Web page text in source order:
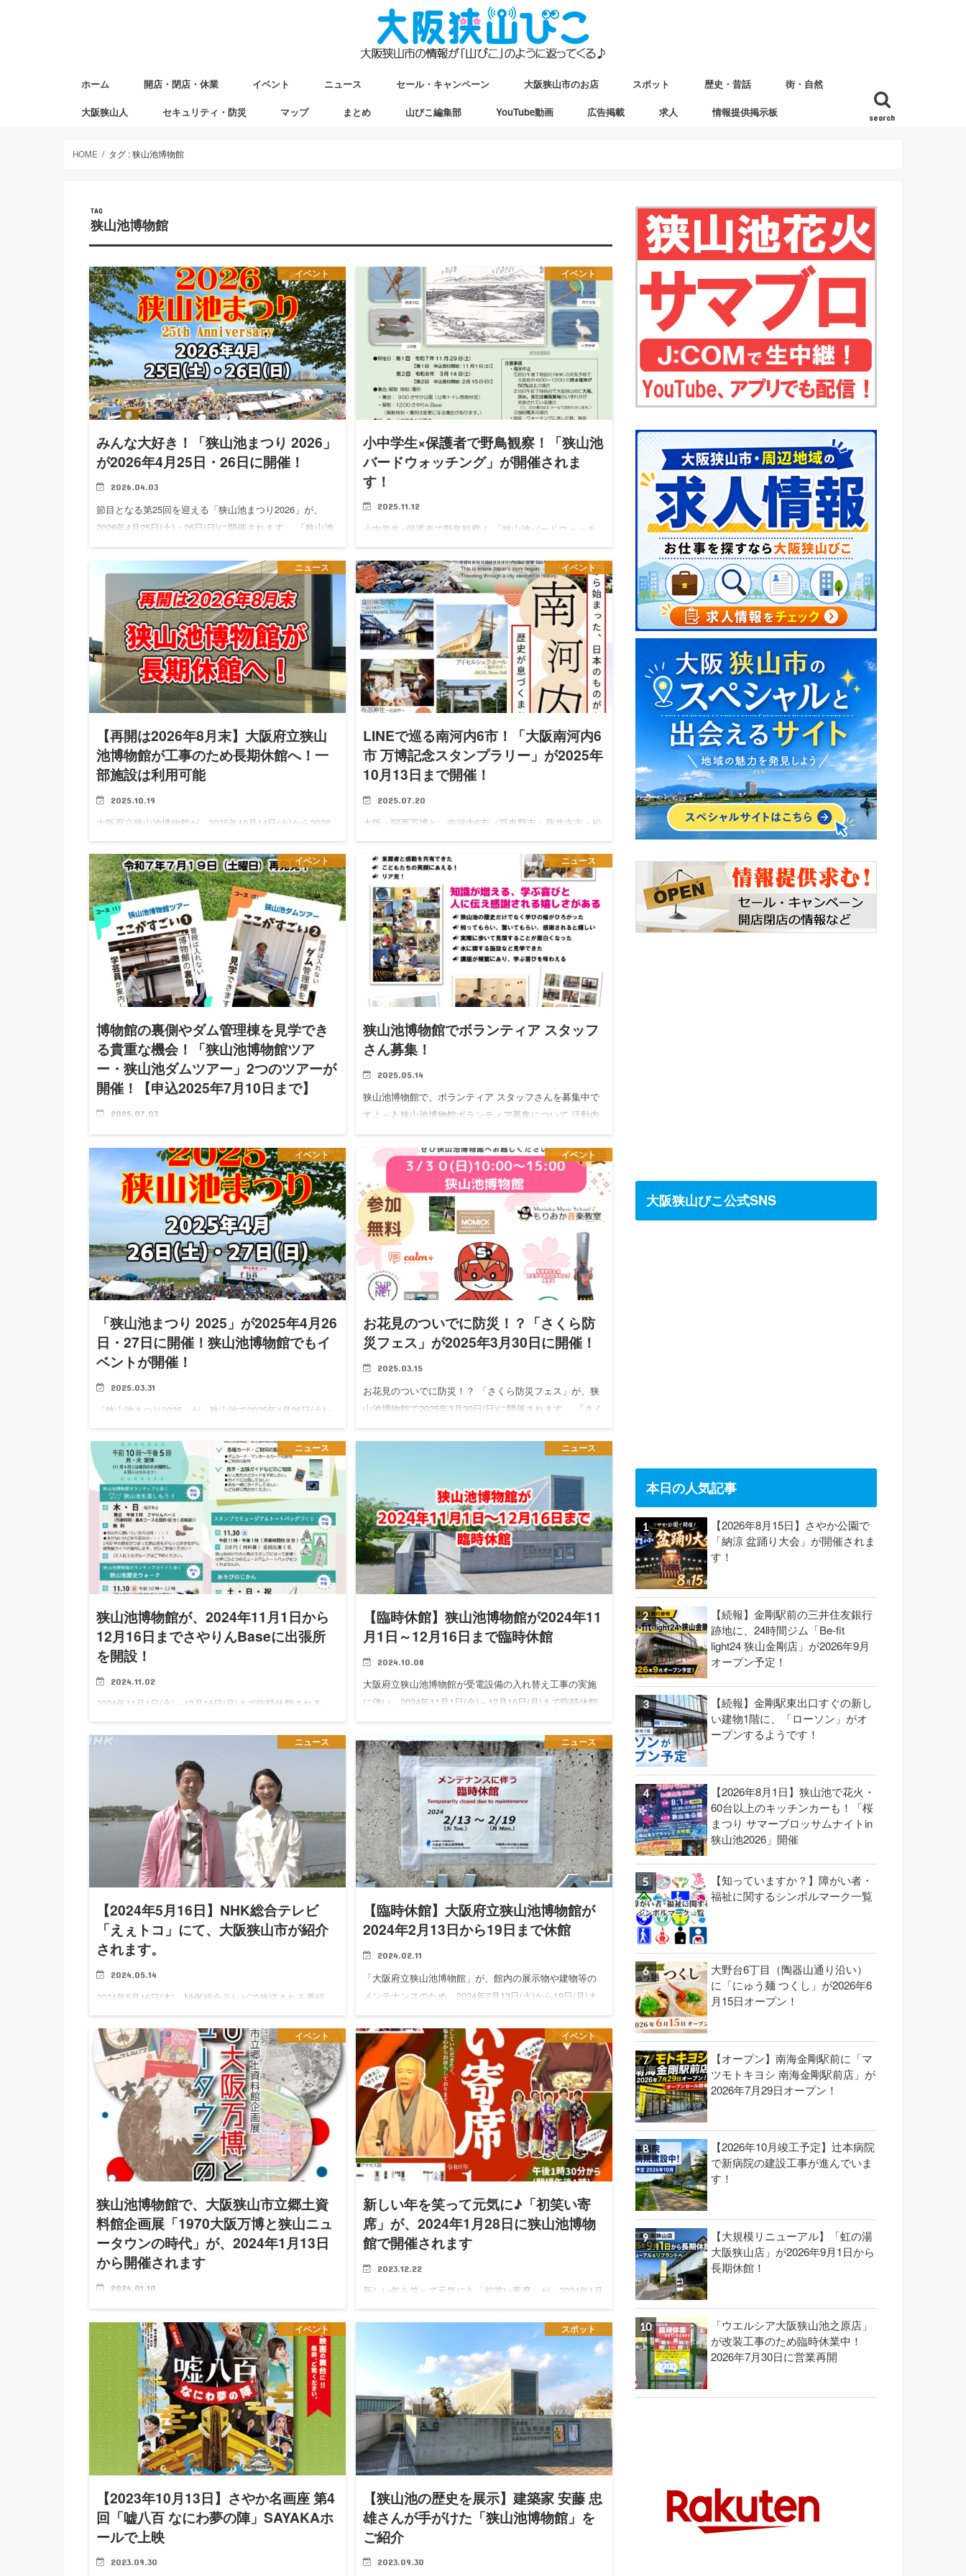
search
ホーム 開店・閉店・休業 イベント ニュース セール・キャンペーン 大阪狭山市のお店 スポット 歴史・昔話 街・自然
大阪狭山人 セキュリティ・防災 マップ まとめ 山びこ編集部 YouTube動画 広告掲載 求人 情報提供掲示板
HOME タグ : 狭山池博物館
TAG
狭山池博物館
イベント
みんな大好き！「狭山池まつり 2026」
が2026年4月25日・26日に開催！
2026.04.03
節目となる第25回を迎える「狭山池まつり2026」が、
2026年4月25日(土)・26日(日)に開催されます。 「狭山池
擬店＆飲食屋台・キッチンカー・手漕ぎボートな…
イベント
小中学生×保護者で野鳥観察！「狭山池
バードウォッチング」が開催されま
す！
2025.11.12
小中学生×保護者で野鳥観察！ 「狭山池バードウォッチ
催されます！ 「狭山池バードウォッチング」について 江
戸時代の観光ガイドブック「河内名所図会」にも…
ニュース
【再開は2026年8月末】大阪府立狭山
池博物館が工事のため長期休館へ！一
部施設は利用可能
2025.10.19
大阪府立狭山池博物館が、2025年10月14日(火)から2026
は、「特定天井工事（吊り天井耐震工事）」を行うため
のもので、約1年にわたる長期の工事です。 ※大阪狭山
市…
イベント
LINEで巡る南河内6市！「大阪南河内6
市 万博記念スタンプラリー」が2025年
10月13日まで開催！
2025.07.20
大阪・関西万博と、南河内6市（羽曳野市・藤井寺市・松
「大阪南河内6市 万博記念スタンプラリー」が、2025年7
月18日～10月13日まで開催されます。 「大阪南河内6市
イベント
博物館の裏側やダム管理棟を見学でき
る貴重な機会！「狭山池博物館ツア
ー・狭山池ダムツアー」2つのツアーが
開催！【申込2025年7月10日まで】
2025.07.03
て・・・ 「狭山池博物館ツアー」と「狭山池ダムツア
ー」の2つのツアーが、2025年7月19日(土)に開催されま
す！ 「狭山池再発見！～森と湖に親しむ旬間～」につい
て 開催日 …
ニュース
狭山池博物館でボランティア スタッフ
さん募集！
2025.05.14
狭山池博物館で、ボランティア スタッフさんを募集中で
すよ～♪ 狭山池博物館ボランティア募集について 活動内
が主体的に提案、企画した多彩な事業を行っています。
狭山池と博…
イベント
「狭山池まつり 2025」が2025年4月26
日・27日に開催！狭山池博物館でもイ
ベントが開催！
2025.03.31
「狭山池まつり2025」が、狭山池で2025年4月26日(土)・
て 龍神舞台でのパフォーマンス・模擬店＆飲食屋台・キ
ッチンカー・手漕ぎボートなど、狭山池でたくさ…
イベント
お花見のついでに防災！？「さくら防
災フェス」が2025年3月30日に開催！
2025.03.15
お花見のついでに防災！？ 「さくら防災フェス」が、狭
山池博物館で2025年3月30日(日)に開催されます。 「さく
災士会 防災だるまさんが転んだ体験会 特定非営利…
ニュース
狭山池博物館が、2024年11月1日から
12月16日までさやりんBaseに出張所
を開設！
2024.11.02
2024年11月1日(金)～12月16日(月)まで臨時休館される、
臨時休館期間中、狭山池博物館・郷土資料館は、さやり
んBaeに出張所を開設します！ 「狭山池博物館 さや…
ニュース
【臨時休館】狭山池博物館が2024年11
月1日～12月16日まで臨時休館
2024.10.08
大阪府立狭山池博物館が受電設備の入れ替え工事の実施
に伴い、2024年11月1日(金)～12月16日(月)まで臨時休館
ります。
ニュース
【2024年5月16日】NHK総合テレビ
「えぇトコ」にて、大阪狭山市が紹介
されます。
2024.05.14
2024年5月16日(木)、NHK総合テレビで放送される番組
トコ」（2024年5月16日放送）について のんびりくつろ
ぐ 水と森の街～大阪 大阪狭山市～ 「えぇトコ」と…
ニュース
【臨時休館】大阪府立狭山池博物館が
2024年2月13日から19日まで休館
2024.02.11
「大阪府立狭山池博物館」が、館内の展示物や建物等の
メンテナンスのため、2024年2月13日(火)から19日(月)ま
いて 所在地 〒589-0007 大阪府大阪狭山市池尻…
イベント
狭山池博物館で、大阪狭山市立郷土資
料館企画展「1970大阪万博と狭山ニュ
ータウンの時代」が、2024年1月13日
から開催されます
2024.01.10
ュータウンの時代」が、大阪府立狭山池博物館（特別展
示室）で2024年1月13日(土)～3月3日(日)まで開催されま
す。 「1970大阪万博と狭山ニュータウンの時代」に…
イベント
新しい年を笑って元気に♪「初笑い寄
席」が、2024年1月28日に狭山池博物
館で開催されます
2023.12.22
新しい年を笑って元気に♪ 「初笑い寄席」が、2024年1月
席」について 日時 2024年1月28日(日) 13:30～（開場は
13:00） 開催場所 狭山池博物館2階…
イベント
【2023年10月13日】さやか名画座 第4
回「嘘八百 なにわ夢の陣」SAYAKAホ
ールで上映
2023.09.30
スポット
【狭山池の歴史を展示】建築家 安藤 忠
雄さんが手がけた「狭山池博物館」を
ご紹介
2023.09.30
大阪狭山びこ公式SNS
本日の人気記事
【2026年8月15日】さやか公園で
「納涼 盆踊り大会」が開催されま
す！
【続報】金剛駅前の三井住友銀行
跡地に、24時間ジム「Be-fit
light24 狭山金剛店」が2026年9月
オープン予定！
【続報】金剛駅東出口すぐの新し
い建物1階に、「ローソン」がオ
ープンするようです！
【2026年8月1日】狭山池で花火・
60台以上のキッチンカーも！「桜
まつり サマーブロッサムナイトin
狭山池2026」開催
【知っていますか？】障がい者・
福祉に関するシンボルマーク一覧
大野台6丁目（陶器山通り沿い）
に「にゅう麺 つくし」が2026年6
月15日オープン！
【オープン】南海金剛駅前に「マ
ツモトキヨシ 南海金剛駅前店」が
2026年7月29日オープン！
【2026年10月竣工予定】辻本病院
で新病院の建設工事が進んでいま
す！
【大規模リニューアル】「虹の湯
大阪狭山店」が2026年9月1日から
長期休館！
「ウエルシア大阪狭山池之原店」
が改装工事のため臨時休業中！
2026年7月30日に営業再開